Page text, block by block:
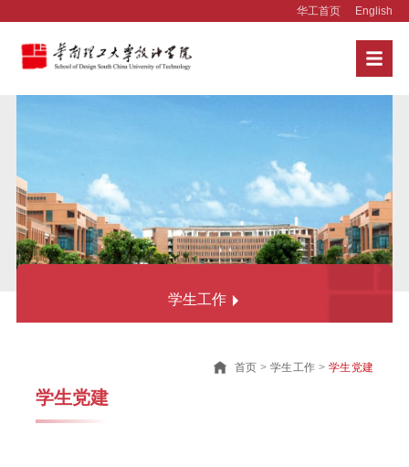
华工首页 English
学生工作
首页 >学生工作 > 学生党建
学生党建